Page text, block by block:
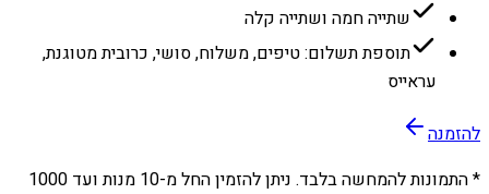
שתייה חמה ושתייה קלה
תוספת תשלום: טיפים, משלוח, סושי, כרובית מטוגנת,
עראייס
להזמנה
* התמונות להמחשה בלבד. ניתן להזמין החל מ-10 מנות ועד 1000